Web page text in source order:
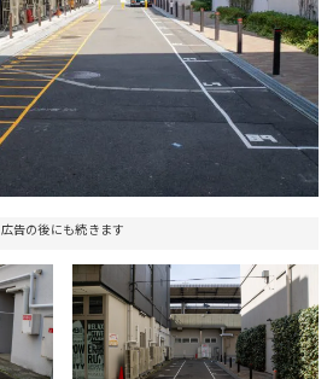
広告の後にも続きます